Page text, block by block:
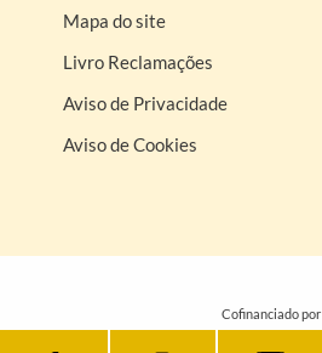
Mapa do site
Livro Reclamações
Aviso de Privacidade
Aviso de Cookies
Cofinanciado por